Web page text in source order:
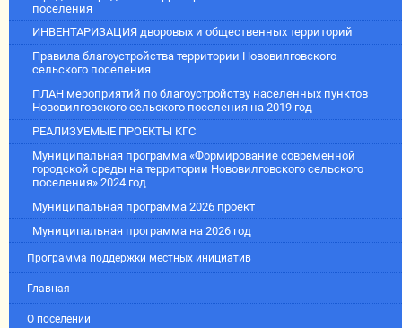
поселения
ИНВЕНТАРИЗАЦИЯ дворовых и общественных территорий
Правила благоустройства территории Нововилговского
сельского поселения
ПЛАН мероприятий по благоустройству населенных пунктов
Нововилговского сельского поселения на 2019 год
РЕАЛИЗУЕМЫЕ ПРОЕКТЫ КГС
Муниципальная программа «Формирование современной
городской среды на территории Нововилговского сельского
поселения» 2024 год
Муниципальная программа 2026 проект
Муниципальная программа на 2026 год
Программа поддержки местных инициатив
Главная
О поселении